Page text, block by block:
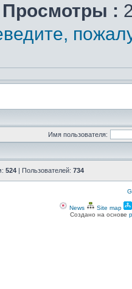
Просмотры :
Имя пользователя:
524 | Пользователей: 734
News Site map
Создано на основе